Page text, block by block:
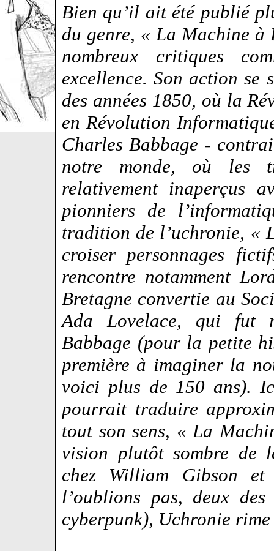
Bien qu’il ait été publié
du genre, « La Machine à
nombreux critiques
excellence. Son action se
des années 1850, où la
en Révolution
Charles Babbage -
notre monde, où les
relativement inaperçus
pionniers de
tradition de l’uchronie, «
croiser personnages
rencontre notamment
Bretagne convertie au
Ada Lovelace, qui fut
Babbage (pour la petite
première à imaginer la
voici plus de 150 ans).
pourrait traduire
tout son sens, « La
vision plutôt sombre de
chez William Gibson
l’oublions pas, deux
cyberpunk), Uchronie